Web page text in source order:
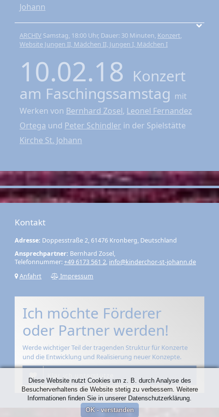
Johann
ARCHIV Samstag, 18:00 Uhr, Dauer: 30 Minuten, Konzert,
Website Jungen II, Mädchen II, Jungen I, Mädchen I
10.02.18 Konzert
am Faschingssamstag mit
Werken von Bernhard Zosel, Leonel Fernandez
Ortega und Peter Schindler in der Spielstätte
Kirche St. Johann
Kontakt
Adresse: Doppesstraße 2, 61476 Kronberg, Deutschland
Ansprechpartner: Bernhard Zosel,
Telefonnummer:+49 6173 561 2, info@kinderchor-st-johann.de
Anfahrt
Impressum
Ich möchte Förderer
oder Partner werden!
Werde wichtiger Teil der tragenden Struktur für Konzerte
und die Entwicklung und Realisierung neuer Konzepte.
Diese Website nutzt Cookies um z. B. durch Analyse des
Besucherverhaltens die Website stetig zu verbessern. Weitere
Informationen finden Sie in unserer Datenschutzerklärung.